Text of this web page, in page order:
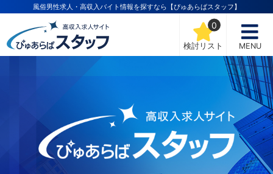
風俗男性求人・高収入バイト情報を探すなら【ぴゅあらばスタッフ】
検討リスト
0
MENU